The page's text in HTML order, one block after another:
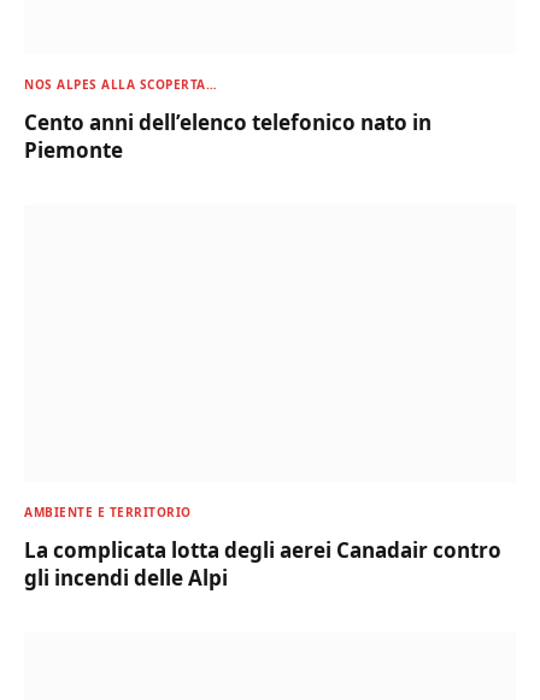
NOS ALPES ALLA SCOPERTA…
Cento anni dell’elenco telefonico nato in
Piemonte
AMBIENTE E TERRITORIO
La complicata lotta degli aerei Canadair contro
gli incendi delle Alpi